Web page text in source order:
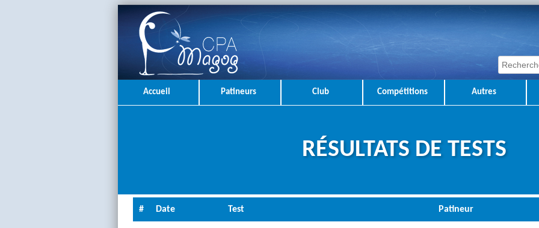
Accueil Patineurs Club Compétitions Autres
RÉSULTATS DE TESTS
# Date Test Patineur